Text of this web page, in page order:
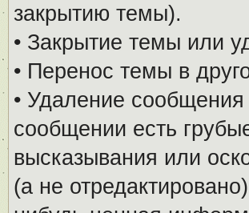
закрытию темы).
• Закрытие темы или
• Перенос темы в
• Удаление
сообщении есть
высказывания или
(а не